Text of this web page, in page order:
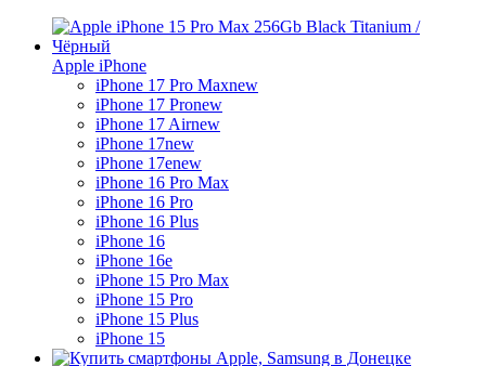
Apple iPhone
iPhone 17 Pro Maxnew
iPhone 17 Pronew
iPhone 17 Airnew
iPhone 17new
iPhone 17enew
iPhone 16 Pro Max
iPhone 16 Pro
iPhone 16 Plus
iPhone 16
iPhone 16e
iPhone 15 Pro Max
iPhone 15 Pro
iPhone 15 Plus
iPhone 15